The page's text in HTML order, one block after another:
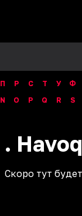
П Р С Т У Ф
N O P Q R S
. Havoq
Скоро тут